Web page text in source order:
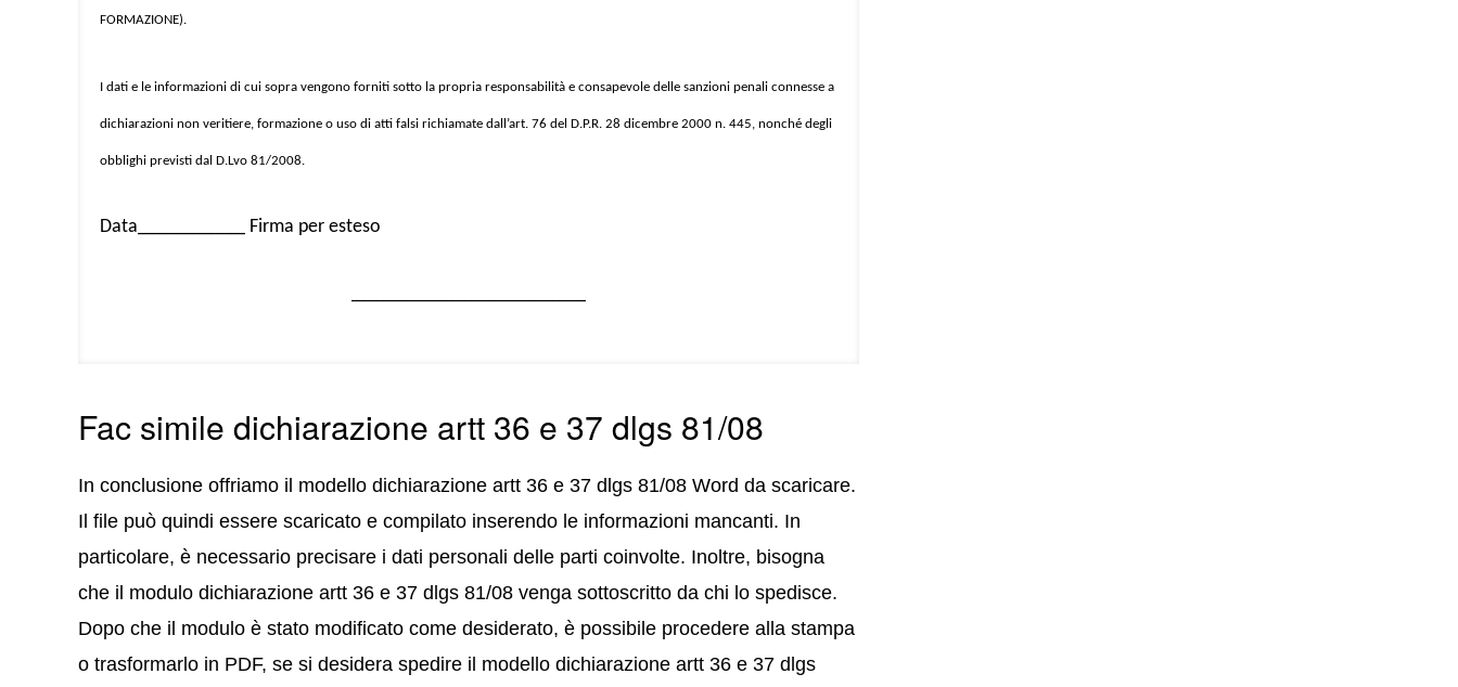
FORMAZIONE).
I dati e le informazioni di cui sopra vengono forniti sotto la propria responsabilità e consapevole delle sanzioni penali connesse a
dichiarazioni non veritiere, formazione o uso di atti falsi richiamate dall’art. 76 del D.P.R. 28 dicembre 2000 n. 445, nonché degli
obblighi previsti dal D.Lvo 81/2008.
Data___________ Firma per esteso
Fac simile dichiarazione artt 36 e 37 dlgs 81/08
In conclusione offriamo il modello dichiarazione artt 36 e 37 dlgs 81/08 Word da scaricare.
Il file può quindi essere scaricato e compilato inserendo le informazioni mancanti. In
particolare, è necessario precisare i dati personali delle parti coinvolte. Inoltre, bisogna
che il modulo dichiarazione artt 36 e 37 dlgs 81/08 venga sottoscritto da chi lo spedisce.
Dopo che il modulo è stato modificato come desiderato, è possibile procedere alla stampa
o trasformarlo in PDF, se si desidera spedire il modello dichiarazione artt 36 e 37 dlgs